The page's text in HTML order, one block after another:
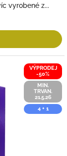
vyrobené z...
VÝPRODEJ
-50%
MIN.
TRVAN.
21.5.26
4 + 1